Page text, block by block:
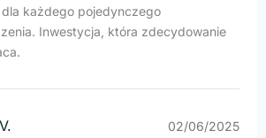
każdego pojedynczego
Inwestycja, która zdecydowanie
02/06/2025